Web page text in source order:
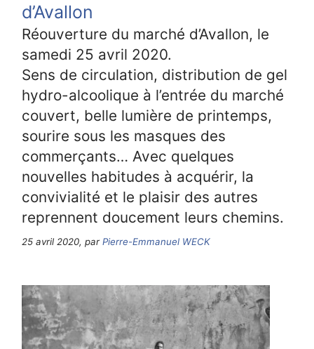
d’Avallon
Réouverture du marché d’Avallon, le
samedi 25 avril 2020.
Sens de circulation, distribution de gel
hydro-alcoolique à l’entrée du marché
couvert, belle lumière de printemps,
sourire sous les masques des
commerçants… Avec quelques
nouvelles habitudes à acquérir, la
convivialité et le plaisir des autres
reprennent doucement leurs chemins.
25 avril 2020, parPierre-Emmanuel WECK